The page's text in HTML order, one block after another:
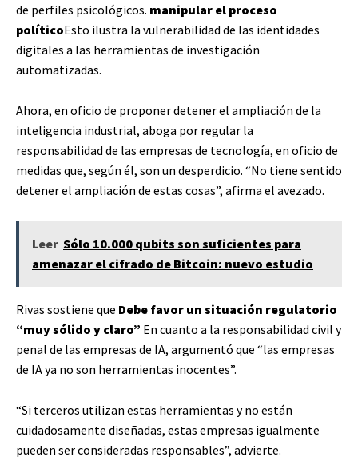
de perfiles psicológicos. manipular el proceso
políticoEsto ilustra la vulnerabilidad de las identidades
digitales a las herramientas de investigación
automatizadas.
Ahora, en oficio de proponer detener el ampliación de la
inteligencia industrial, aboga por regular la
responsabilidad de las empresas de tecnología, en oficio de
medidas que, según él, son un desperdicio. “No tiene sentido
detener el ampliación de estas cosas”, afirma el avezado.
Leer Sólo 10.000 qubits son suficientes para
amenazar el cifrado de Bitcoin: nuevo estudio
Rivas sostiene que Debe favor un situación regulatorio
“muy sólido y claro” En cuanto a la responsabilidad civil y
penal de las empresas de IA, argumentó que “las empresas
de IA ya no son herramientas inocentes”.
“Si terceros utilizan estas herramientas y no están
cuidadosamente diseñadas, estas empresas igualmente
pueden ser consideradas responsables”, advierte.